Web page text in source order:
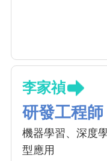
李家禎
研發工程師
機器學習、深度
型應用